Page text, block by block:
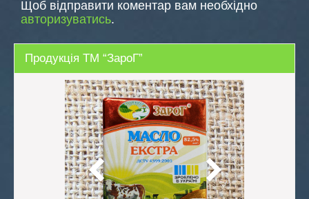
Щоб відправити коментар вам необхідно
авторизуватись.
Продукція ТМ “ЗароГ”